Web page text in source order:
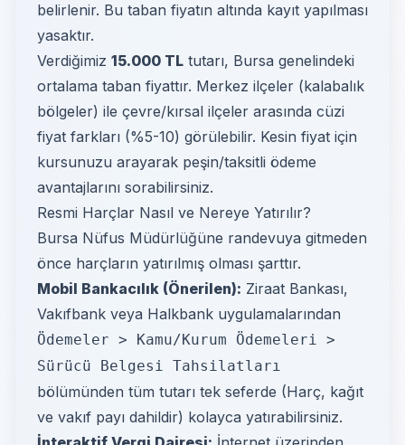
belirlenir. Bu taban fiyatın altında kayıt yapılması
yasaktır.
Verdiğimiz 15.000 TL tutarı, Bursa genelindeki
ortalama taban fiyattır. Merkez ilçeler (kalabalık
bölgeler) ile çevre/kırsal ilçeler arasında cüzi
fiyat farkları (%5-10) görülebilir. Kesin fiyat için
kursunuzu arayarak peşin/taksitli ödeme
avantajlarını sorabilirsiniz.
Resmi Harçlar Nasıl ve Nereye Yatırılır?
Bursa Nüfus Müdürlüğüne randevuya gitmeden
önce harçların yatırılmış olması şarttır.
Mobil Bankacılık (Önerilen): Ziraat Bankası,
Vakıfbank veya Halkbank uygulamalarından
Ödemeler > Kamu/Kurum Ödemeleri >
Sürücü Belgesi Tahsilatları
bölümünden tüm tutarı tek seferde (Harç, kağıt
ve vakıf payı dahildir) kolayca yatırabilirsiniz.